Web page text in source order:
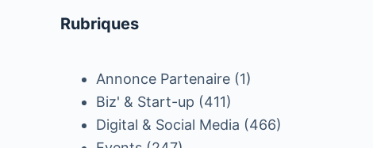
Rubriques
Annonce Partenaire (1)
Biz' & Start-up (411)
Digital & Social Media (466)